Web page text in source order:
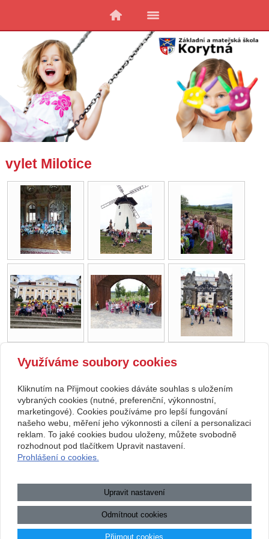
vylet Milotice
zpět
Copyright © 2026 Základní škola, Korytná, okres Uherské Hradiště, příspěvková
a
Mapa webu|Zobrazit klasickou verzi
Přístupnost webových stránek|GDPR|
informace
.:.
Využíváme soubory cookies
Kliknutím na Přijmout cookies dáváte souhlas s uložením
vybraných cookies (nutné, preferenční, výkonnostní,
marketingové). Cookies používáme pro lepší fungování
našeho webu, měření jeho výkonnosti a cílení a personalizaci
reklam. To jaké cookies budou uloženy, můžete svobodně
rozhodnout pod tlačítkem Upravit nastavení.
Prohlášení o cookies.
Upravit nastavení
Odmítnout cookies
Přijmout cookies